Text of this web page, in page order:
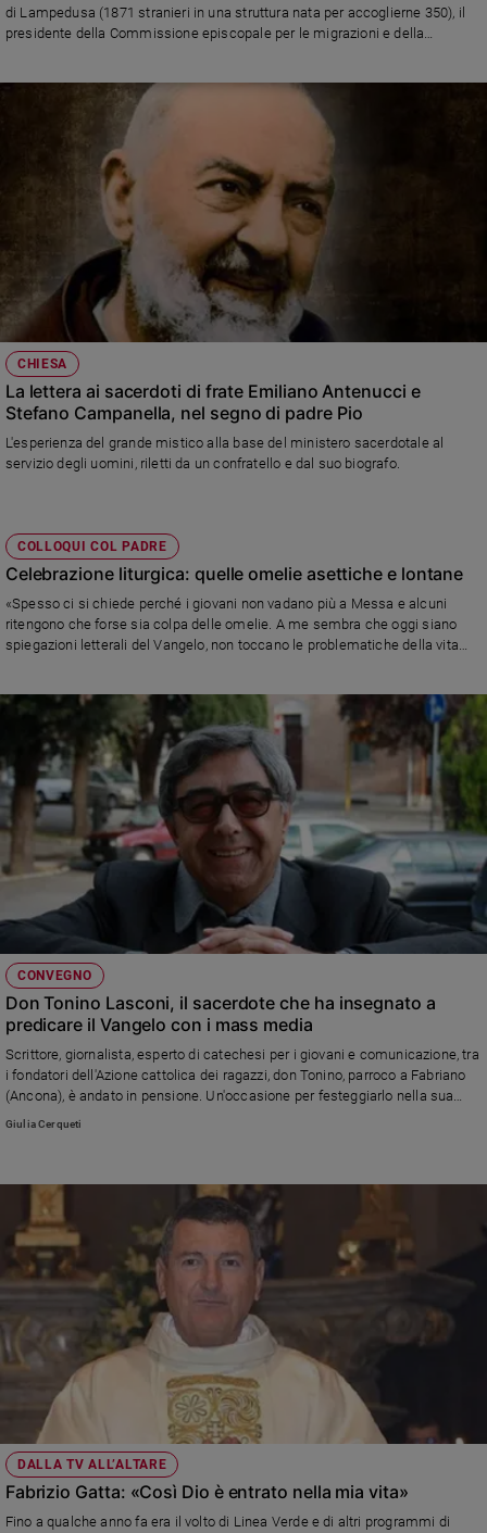
di Lampedusa (1871 stranieri in una struttura nata per accoglierne 350), il
presidente della Commissione episcopale per le migrazioni e della
sugli investimenti per cooperazione e sviluppo: «La tutela di queste
persone è la prima parola d’ordine, nel segno del rispetto della dignità di
CHIESA
La lettera ai sacerdoti di frate Emiliano Antenucci e
Stefano Campanella, nel segno di padre Pio
L'esperienza del grande mistico alla base del ministero sacerdotale al
servizio degli uomini, riletti da un confratello e dal suo biografo.
COLLOQUI COL PADRE
Celebrazione liturgica: quelle omelie asettiche e lontane
«Spesso ci si chiede perché i giovani non vadano più a Messa e alcuni
ritengono che forse sia colpa delle omelie. A me sembra che oggi siano
spiegazioni letterali del Vangelo, non toccano le problematiche della vita
carità...»
CONVEGNO
Don Tonino Lasconi, il sacerdote che ha insegnato a
predicare il Vangelo con i mass media
Scrittore, giornalista, esperto di catechesi per i giovani e comunicazione, tra
i fondatori dell'Azione cattolica dei ragazzi, don Tonino, parroco a Fabriano
(Ancona), è andato in pensione. Un'occasione per festeggiarlo nella sua
città con una tavola rotonda in cui è stato ricordato il suo grande contributo
Giulia Cerqueti
DALLA TV ALL’ALTARE
Fabrizio Gatta: «Così Dio è entrato nella mia vita»
Fino a qualche anno fa era il volto di Linea Verde e di altri programmi di